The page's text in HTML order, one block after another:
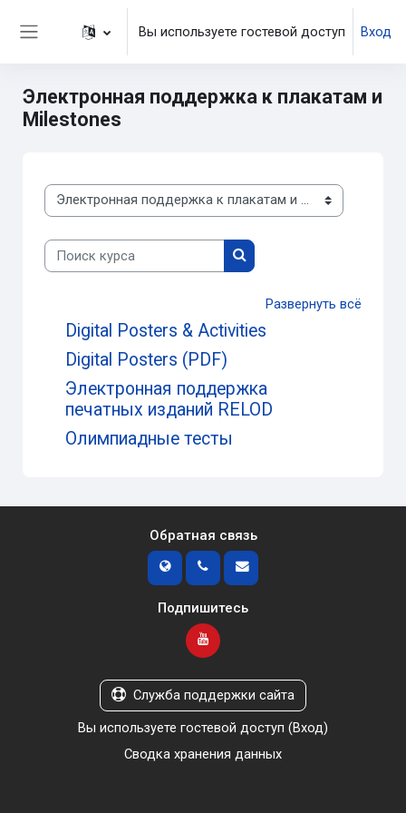
Перейти к основному содержанию
Вы используете гостевой доступ Вход
Электронная поддержка к плакатам и
Milestones
Основные разделы сайта
Поиск курса
Поиск курса
Развернуть всё
Digital Posters & Activities
Digital Posters (PDF)
Электронная поддержка
печатных изданий RELOD
Олимпиадные тесты
Обратная связь
Подпишитесь
Служба поддержки сайта
Вы используете гостевой доступ (Вход)
Сводка хранения данных